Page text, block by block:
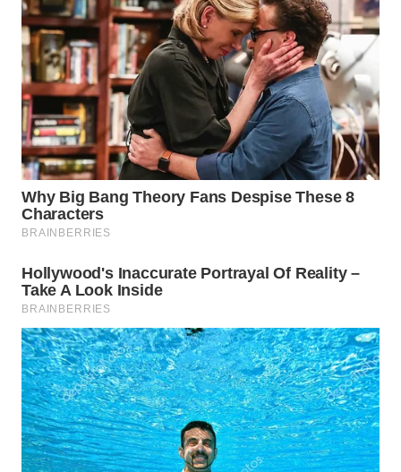
ID
WAHANANEWS
CO ID
WAHANANEWS
NET
WAHANA
SPORT
WAHANA
UMKM
WAHANA
SELEB
WAHANA
PERSONA
WAHANA